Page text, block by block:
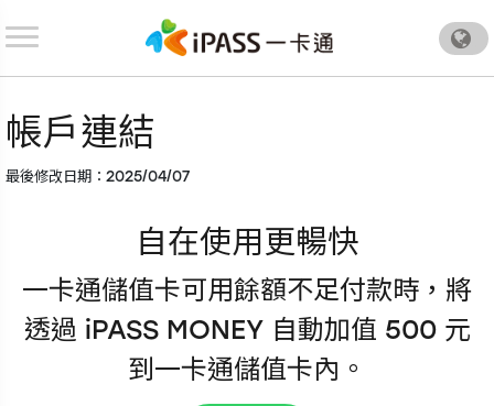
.
帳戶連結
最後修改日期：2025/04/07
自在使用更暢快
一卡通儲值卡可用餘額不足付款時，將
透過 iPASS MONEY 自動加值 500 元
到一卡通儲值卡內。